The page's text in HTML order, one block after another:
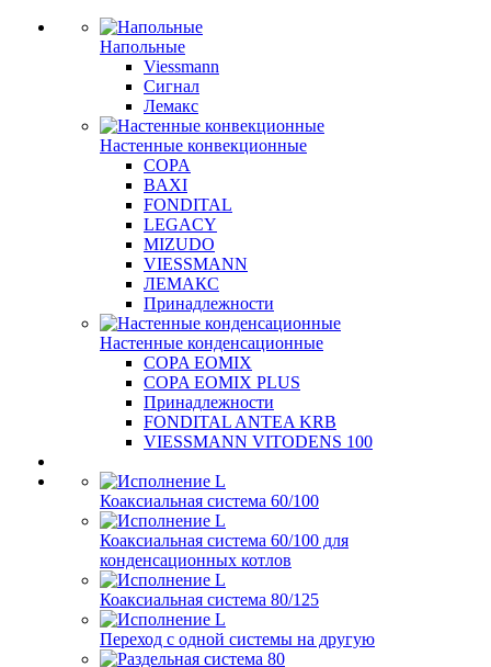
Напольные
Viessmann
Сигнал
Лемакс
Настенные конвекционные
COPA
BAXI
FONDITAL
LEGACY
MIZUDO
VIESSMANN
ЛЕМАКС
Принадлежности
Настенные конденсационные
COPA EOMIX
COPA EOMIX PLUS
Принадлежности
FONDITAL ANTEA KRB
VIESSMANN VITODENS 100
Коаксиальная система 60/100
Коаксиальная система 60/100 для
конденсационных котлов
Коаксиальная система 80/125
Переход с одной системы на другую